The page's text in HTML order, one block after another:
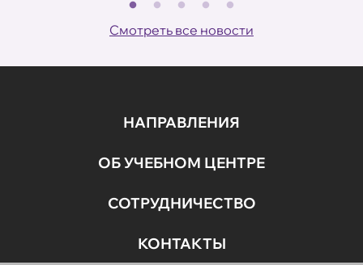
Смотреть все новости
НАПРАВЛЕНИЯ
ОБ УЧЕБНОМ ЦЕНТРЕ
СОТРУДНИЧЕСТВО
КОНТАКТЫ